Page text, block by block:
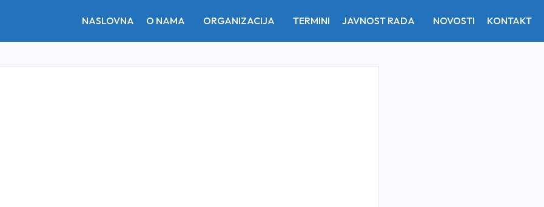
NASLOVNA O NAMA ORGANIZACIJA TERMINI JAVNOST RADA NOVOSTI KONTAKT